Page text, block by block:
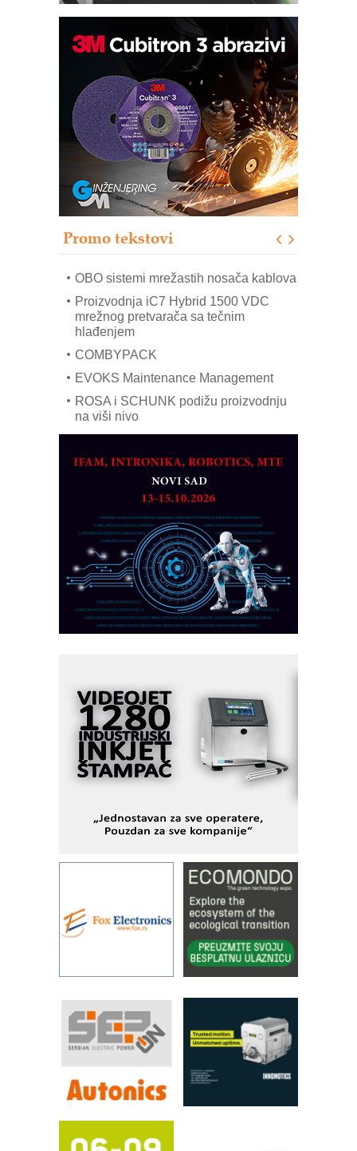
Promo tekstovi
Potpuna efikasnost bez složenih
sistema
Trajna oznaka kao dugoročna korist
Bezbednost na prvom mestu!
IB BLUMENAUER - više od 40 godina
poverenja u industriji
RMQ-TITAN ADVANCED INDICATOR
– Pametna signalizacija za efikasnije
upravljanje mašinama
Mitutoyo Crysta-Apex V PLUS: Nova
OBO sistemi mrežastih nosača kablova
Proizvodnja iC7 Hybrid 1500 VDC
mrežnog pretvarača sa tečnim
hlađenjem
COMBYPACK
EVOKS Maintenance Management
ROSA i SCHUNK podižu proizvodnju
na viši nivo
MAREX - Lim i mašine za savremena
Marcom-plast d.o.o.- vaš pouzdan
partner
CTO - Prilagodite svoju toplinsku
obradu!
Razvoj asortimanskog pravca MINI-
PLC AKYTEC
AUKOM: Svetski standard metrologije
dostupan u Srbiji
I.SAFE MOBILE revolucioniše
industrijsku automatizaciju
pionirskimmobile operator PANEL-OM
Fleksibilno stezanje i brzo
podešavanje u proizvodnji prototipova
KIP KOP – napredna rešenja za
objekte
Alba d.o.o. – 35 godina preciznosti u
IBeRTIM - oprema za ispitivanje
kontrole kvaliteta
STAUFF – Komponente koje
povećavaju pouzdanost hidrauličkih
pouzdanost u transferu fluida
Filtration Group Industrial – Napredna
rešenja za filtraciju u hidrauličkim i
procesnim sistemima
RILINEX kompanije Rittal
FANUC: Najbolje za vašu pametnu
Efikasno upravljanje energijom